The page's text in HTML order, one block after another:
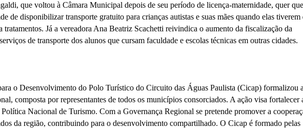
que voltou à Câmara Municipal depois de seu período de licença-maternidade, quer
de disponibilizar transporte gratuito para crianças autistas e suas mães quando elas tiverem
tratamentos. Já a vereadora Ana Beatriz Scachetti reivindica o aumento da fiscalização da
de transporte dos alunos que cursam faculdade e escolas técnicas em outras cidades.
o Desenvolvimento do Polo Turístico do Circuito das Águas Paulista (Cicap) formalizou a
composta por representantes de todos os municípios consorciados. A ação visa fortalecer
Nacional de Turismo. Com a Governança Regional se pretende promover a
da região, contribuindo para o desenvolvimento compartilhado. O Cicap é formado pelas